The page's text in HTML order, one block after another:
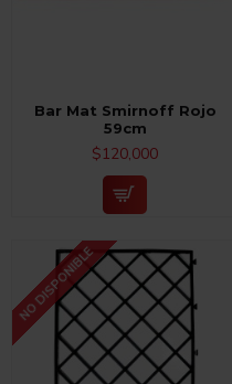
Bar Mat Smirnoff Rojo
59cm
$120,000
NO DISPONIBLE